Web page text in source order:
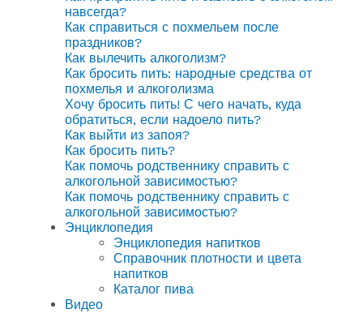
навсегда?
Как справиться с похмельем после
праздников?
Как вылечить алкоголизм?
Как бросить пить: народные средства от
похмелья и алкоголизма
Хочу бросить пить! С чего начать, куда
обратиться, если надоело пить?
Как выйти из запоя?
Как бросить пить?
Как помочь родственнику справить с
алкогольной зависимостью?
Как помочь родственнику справить с
алкогольной зависимостью?
Энциклопедия
Энциклопедия напитков
Справочник плотности и цвета
напитков
Каталог пива
Видео